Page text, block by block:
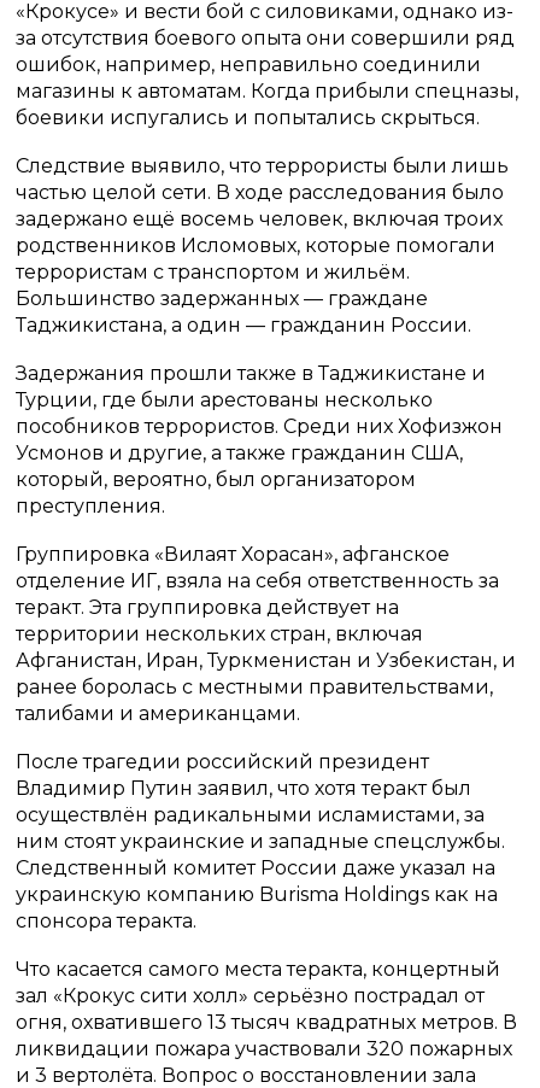
«Крокусе» и вести бой с силовиками, однако из-
за отсутствия боевого опыта они совершили ряд
ошибок, например, неправильно соединили
магазины к автоматам. Когда прибыли спецназы,
боевики испугались и попытались скрыться.
Следствие выявило, что террористы были лишь
частью целой сети. В ходе расследования было
задержано ещё восемь человек, включая троих
родственников Исломовых, которые помогали
террористам с транспортом и жильём.
Большинство задержанных — граждане
Таджикистана, а один — гражданин России.
Задержания прошли также в Таджикистане и
Турции, где были арестованы несколько
пособников террористов. Среди них Хофизжон
Усмонов и другие, а также гражданин США,
который, вероятно, был организатором
преступления.
Группировка «Вилаят Хорасан», афганское
отделение ИГ, взяла на себя ответственность за
теракт. Эта группировка действует на
территории нескольких стран, включая
Афганистан, Иран, Туркменистан и Узбекистан, и
ранее боролась с местными правительствами,
талибами и американцами.
После трагедии российский президент
Владимир Путин заявил, что хотя теракт был
осуществлён радикальными исламистами, за
ним стоят украинские и западные спецслужбы.
Следственный комитет России даже указал на
украинскую компанию Burisma Holdings как на
спонсора теракта.
Что касается самого места теракта, концертный
зал «Крокус сити холл» серьёзно пострадал от
огня, охватившего 13 тысяч квадратных метров. В
ликвидации пожара участвовали 320 пожарных
и 3 вертолёта. Вопрос о восстановлении зала